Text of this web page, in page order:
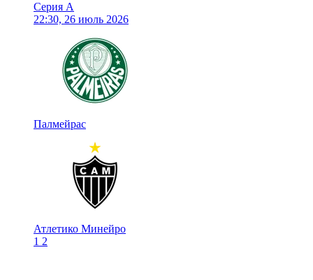
Серия А
22:30, 26 июль 2026
Палмейрас
Атлетико Минейро
1 2